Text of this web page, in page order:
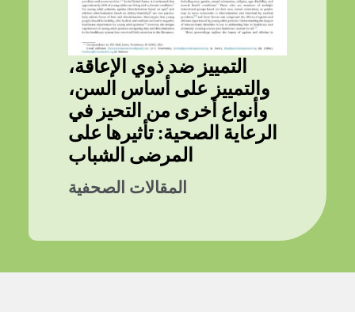
التمييز ضد ذوي الإعاقة،
والتمييز على أساس السن،
وأنواع أخرى من التحيز في
الرعاية الصحية: تأثيرها على
المرضى الشباب
المقالات الصحفية